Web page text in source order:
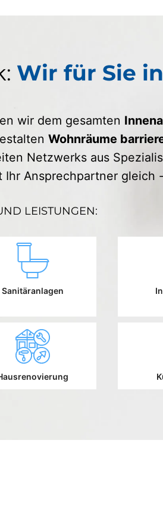
Wir für Sie in
wir dem gesamten
Wohnräume
Netzwerks aus
Ansprechpartner gleich
LEISTUNGEN:
Sanitäranlagen